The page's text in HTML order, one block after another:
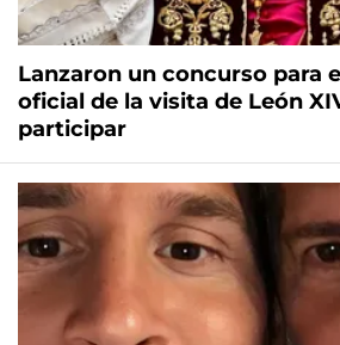
Lanzaron un concurso para
oficial de la visita de León
participar